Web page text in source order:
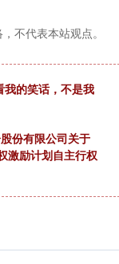
不代表本站观点。
我的笑话，不是我
份有限公司关于
激励计划自主行权